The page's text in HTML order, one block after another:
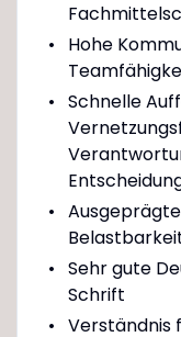
Hohe
Schnelle
Sehr gute
Schrift
Verständnis